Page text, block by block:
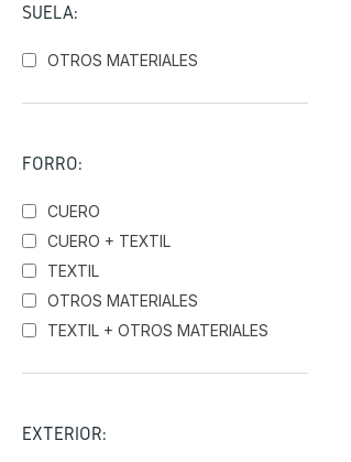
Hey Dude
Hispanitas
New Balance
Pedro Miralles
Pikolinos
Skechers
Sunni Sabbi
Victoria
SUELA:
OTROS MATERIALES
FORRO:
CUERO
CUERO + TEXTIL
TEXTIL
OTROS MATERIALES
TEXTIL + OTROS MATERIALES
EXTERIOR: